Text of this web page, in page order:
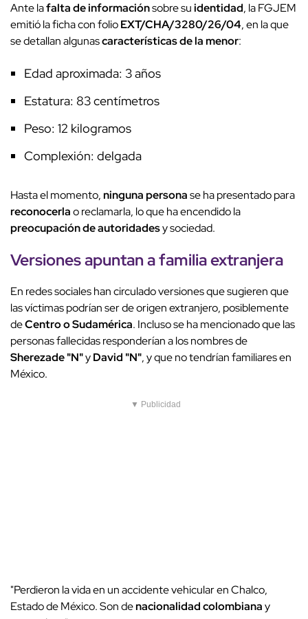
Ante lafalta de informaciónsobre suidentidad, la FGJEM
emitió la ficha con folioEXT/CHA/3280/26/04, en la que
se detallan algunascaracterísticas de la menor:
Edad aproximada: 3 años
Estatura: 83 centímetros
Peso: 12 kilogramos
Complexión: delgada
Hasta el momento,ninguna personase ha presentado para
reconocerlao reclamarla, lo que ha encendido la
preocupación de autoridadesy sociedad.
Versiones apuntan afamilia extranjera
En redes sociales han circulado versiones que sugieren que
las víctimas podrían ser de origen extranjero, posiblemente
deCentro o Sudamérica. Incluso se ha mencionado que las
personas fallecidas responderían a los nombres de
Sherezade "N"yDavid "N", y que no tendrían familiares en
México.
▼ Publicidad
"Perdieron la vida en un accidente vehicular en Chalco,
Estado de México. Son denacionalidad colombianay